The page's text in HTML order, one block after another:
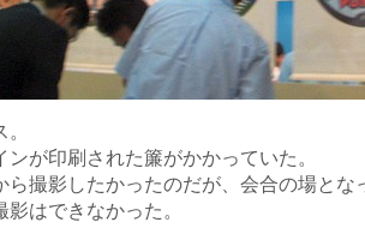
が印刷された簾がかかっていた。
ら撮影したかったのだが、会合の場とな
はできなかった。